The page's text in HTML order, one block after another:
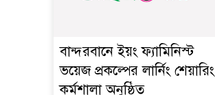
বান্দরবানে ইয়ং ফ্যামিনিস্ট
ভয়েজ প্রকল্পের লার্নিং শেয়ারিং
কর্মশালা অনুষ্ঠিত